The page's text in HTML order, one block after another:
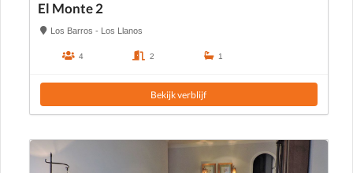
El Monte 2
Los Barros - Los Llanos
4 2 1
Bekijk verblijf